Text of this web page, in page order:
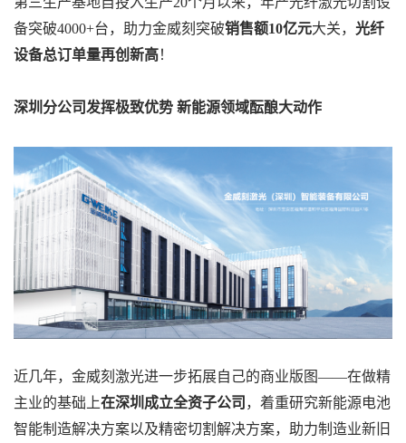
备突破4000+台，助力金威刻突破销售额10亿元大关， 光纤
设备总订单量再创新高！
深圳分公司发挥极致优势 新能源领域酝酿大动作
近几年，金威刻激光进一步拓展自己的商业版图——在做精
主业的基础上在深圳成立全资子公司 ，着重研究新能源电池
智能制造解决方案以及精密切割解决方案，助力制造业新旧